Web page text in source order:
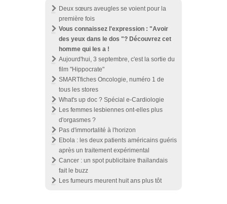
Deux sœurs aveugles se voient pour la
première fois
Vous connaissez l'expression : "Avoir
des yeux dans le dos "? Découvrez cet
homme qui les a !
Aujourd'hui, 3 septembre, c'est la sortie du
film "Hippocrate"
SMARTfiches Oncologie, numéro 1 de
tous les stores
What's up doc ? Spécial e-Cardiologie
Les femmes lesbiennes ont-elles plus
d'orgasmes ?
Pas d'immortalité à l'horizon
Ebola : les deux patients américains guéris
après un traitement expérimental
Cancer : un spot publicitaire thaïlandais
fait le buzz
Les fumeurs meurent huit ans plus tôt